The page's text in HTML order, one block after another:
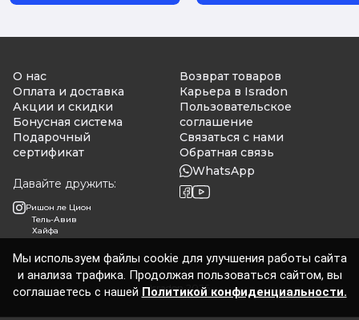
О нас
Оплата и доставка
Акции и скидки
Бонусная система
Подарочный
сертификат
Давайте дружить:
Ришон ле Цион
Тель-Авив
Хайфа
Возврат товаров
Карьера в Isradon
Пользовательское
соглашение
Связаться с нами
Обратная связь
WhatsApp
Isradon 2026
Мы используем файлы cookie для улучшения работы сайта
и анализа трафика. Продолжая пользоваться сайтом, вы
соглашаетесь с нашей Политикой конфиденциальности.